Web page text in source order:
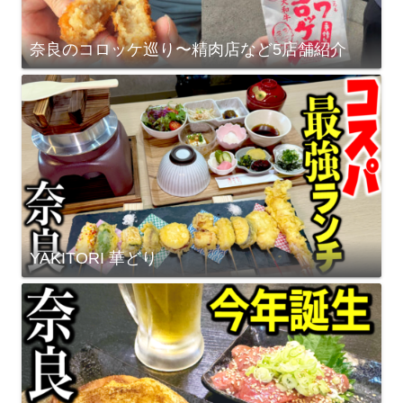
奈良のコロッケ巡り〜精肉店など5店舗紹介
YAKITORI 華どり